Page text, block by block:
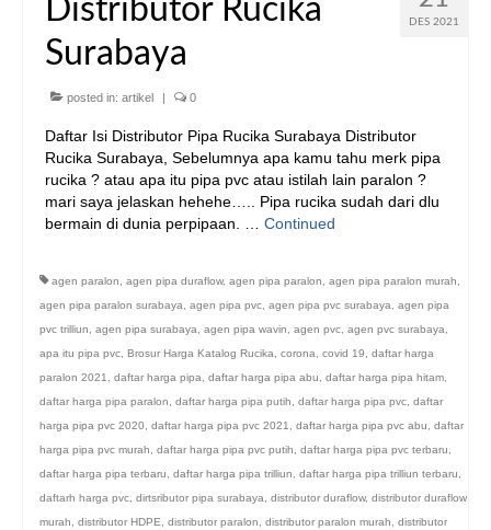
DES 2021
Distributor Rucika
Surabaya
posted in: artikel | 0
Daftar Isi Distributor Pipa Rucika Surabaya Distributor
Rucika Surabaya, Sebelumnya apa kamu tahu merk pipa
rucika ? atau apa itu pipa pvc atau istilah lain paralon ?
mari saya jelaskan hehehe….. Pipa rucika sudah dari dlu
bermain di dunia perpipaan. … Continued
agen paralon agen pipa duraflow, agen pipa paralon agen pipa paralon murah
agen pipa paralon surabaya
agen pipa pvc agen pipa pvc surabaya
agen pipa
pvc trilliun
agen pipa surabaya agen pipa wavin agen pvc agen pvc surabaya
apa itu pipa pvc Brosur Harga Katalog Rucika corona covid 19
daftar harga
paralon 2021
daftar harga pipa daftar harga pipa abu daftar harga pipa hitam
daftar harga pipa paralon
daftar harga pipa putih daftar harga pipa pvc daftar
harga pipa pvc 2020
daftar harga pipa pvc 2021 daftar harga pipa pvc abu
daftar
harga pipa pvc murah
daftar harga pipa pvc putih daftar harga pipa pvc terbaru
daftar harga pipa terbaru
daftar harga pipa trilliun daftar harga pipa trilliun terbaru
daftarh harga pvc dirtsributor pipa surabaya distributor duraflow, distributor duraflow
murah
distributor HDPE distributor paralon distributor paralon murah
distributor